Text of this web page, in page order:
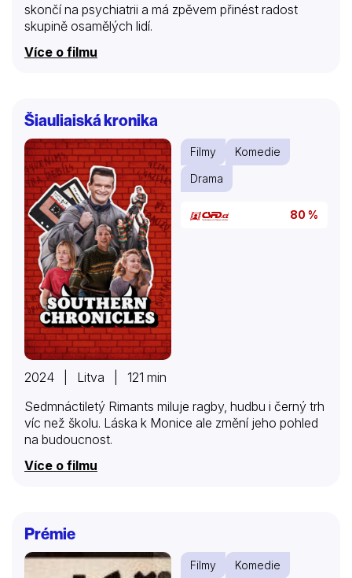
skončí na psychiatrii a má zpěvem přinést radost
skupině osamělých lidí.
Více o filmu
Šiauliaiská kronika
Filmy
Komedie
Drama
80 %
2024 | Litva | 121 min
Sedmnáctiletý Rimants miluje ragby, hudbu i černý trh
víc než školu. Láska k Monice ale změní jeho pohled
na budoucnost.
Více o filmu
Prémie
Filmy Komedie